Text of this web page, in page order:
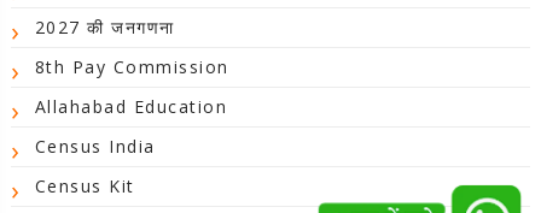
2027 की जनगणना
8th Pay Commission
Allahabad Education
Census India
Census Kit